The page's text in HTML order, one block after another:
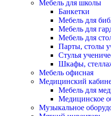
Мебель для школы
Банкетки
Мебель для
Мебель для
Мебель для
Парты, столы
Стулья
Шкафы,
Мебель офисная
Медицинский
Мебель для
Медицинское
Музыкальное